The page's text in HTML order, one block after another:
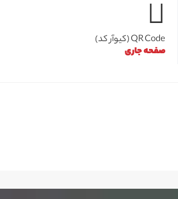
QR Code (کیوآر کد)
صفحه جاری